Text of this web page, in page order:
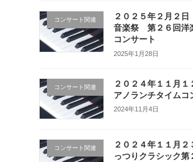
コンサート関連
２０２５年２月２
音楽祭 第２６回洋
コンサート
2025年1月28日
コンサート関連
２０２４年１１月
アノランチタイムコ
2024年11月4日
コンサート関連
２０２４年１１月
っつりクラシック